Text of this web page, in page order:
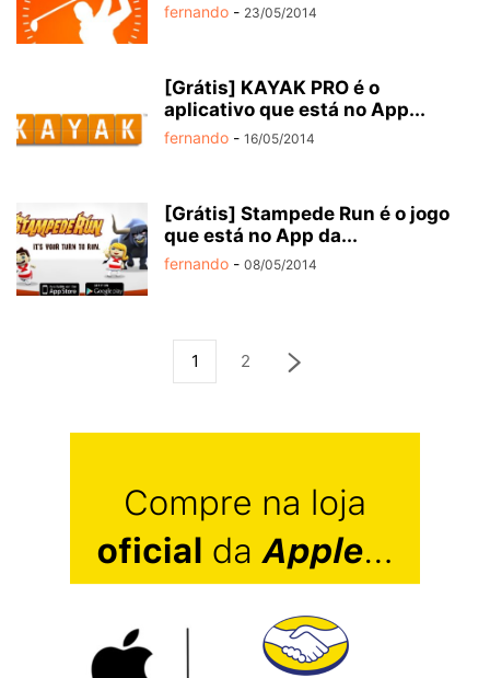
fernando - 23/05/2014
[Grátis] KAYAK PRO é o
aplicativo que está no App...
fernando - 16/05/2014
[Grátis] Stampede Run é o jogo
que está no App da...
fernando - 08/05/2014
1 2